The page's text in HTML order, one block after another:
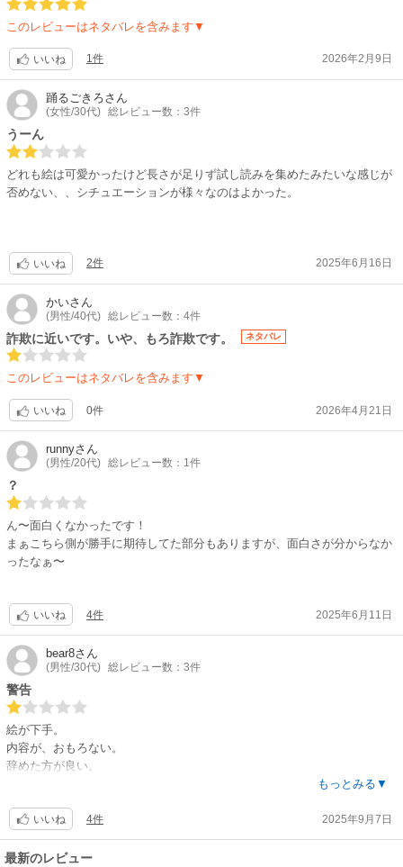
このレビューはネタバレを含みます▼
いいね 1件 2026年2月9日
踊るごきろさん
(女性/30代) 総レビュー数：3件
うーん
どれも絵は可愛かったけど長さが足りず試し読みを集めたみたいな感じが
否めない、、シチュエーションが様々なのはよかった。
いいね 2件 2025年6月16日
かいさん
(男性/40代) 総レビュー数：4件
詐欺に近いです。いや、もろ詐欺です。 ネタバレ
このレビューはネタバレを含みます▼
いいね 0件 2026年4月21日
runnyさん
(男性/20代) 総レビュー数：1件
？
ん〜面白くなかったです！
まぁこちら側が勝手に期待してた部分もありますが、面白さが分からなか
ったなぁ〜
いいね 4件 2025年6月11日
bear8さん
(男性/30代) 総レビュー数：3件
警告
絵が下手。
内容が、おもろない。
辞めた方が良い。
個人的にはやけど。
もっとみる▼
いいね 4件 2025年9月7日
最新のレビュー